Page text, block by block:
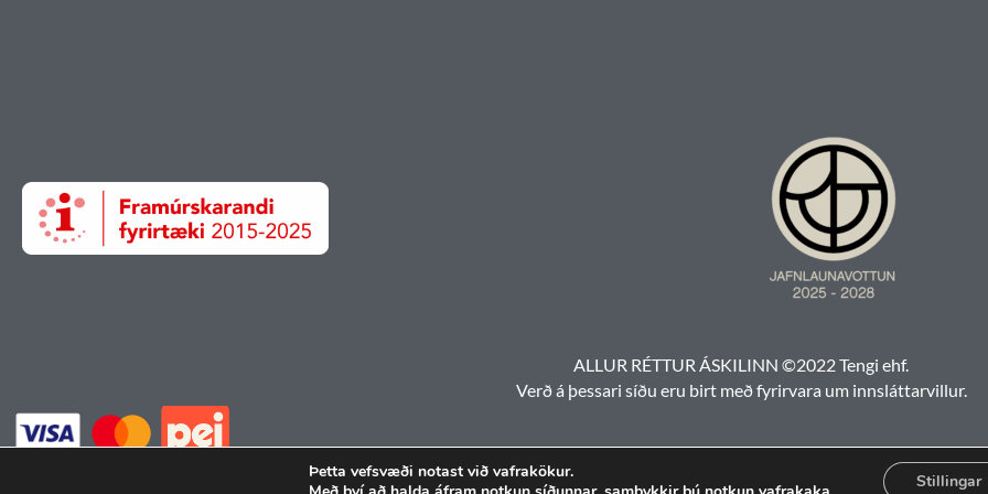
ALLUR RÉTTUR ÁSKILINN ©2022 Tengi ehf.
Verð á þessari síðu eru birt með fyrirvara um innsláttarvillur.
Þetta vefsvæði notast við vafrakökur.
Stillingar